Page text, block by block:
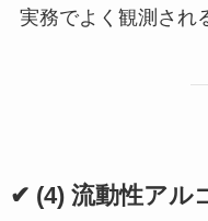
実務でよく観測され
✔ (4) 流動性アル